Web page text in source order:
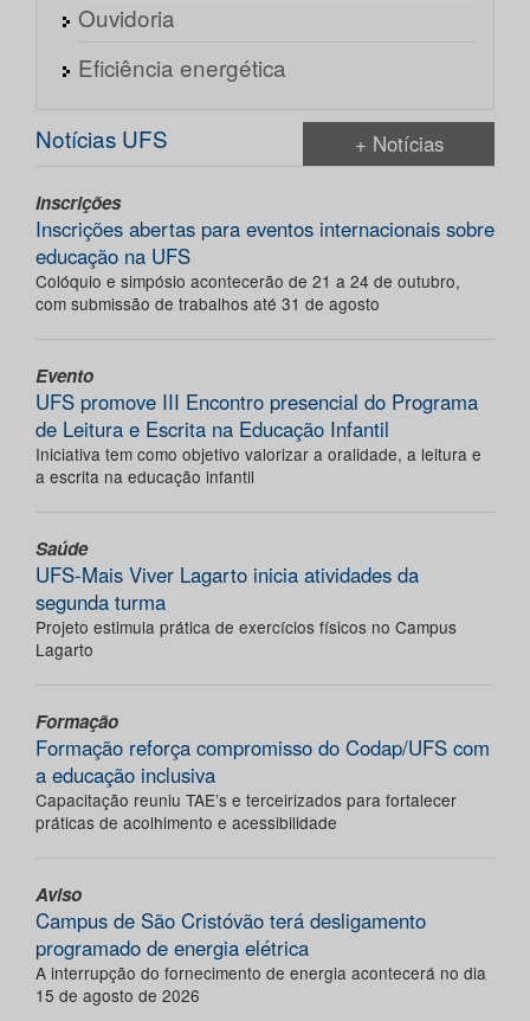
Ouvidoria
Eficiência energética
Notícias UFS + Notícias
Inscrições
Inscrições abertas para eventos internacionais sobre
educação na UFS
Colóquio e simpósio acontecerão de 21 a 24 de outubro,
com submissão de trabalhos até 31 de agosto
Evento
UFS promove III Encontro presencial do Programa
de Leitura e Escrita na Educação Infantil
Iniciativa tem como objetivo valorizar a oralidade, a leitura e
a escrita na educação infantil
Saúde
UFS-Mais Viver Lagarto inicia atividades da
segunda turma
Projeto estimula prática de exercícios físicos no Campus
Lagarto
Formação
Formação reforça compromisso do Codap/UFS com
a educação inclusiva
Capacitação reuniu TAE’s e terceirizados para fortalecer
práticas de acolhimento e acessibilidade
Aviso
Campus de São Cristóvão terá desligamento
programado de energia elétrica
A interrupção do fornecimento de energia acontecerá no dia
15 de agosto de 2026